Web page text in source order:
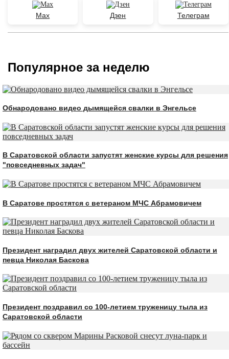
Max Дзен Телеграм
Популярное за неделю
Обнародовано видео дымящейся свалки в Энгельсе
В Саратовской области запустят женские курсы для решения
"повседневных задач"
В Саратове простятся с ветераном МЧС Абрамовичем
Президент наградил двух жителей Саратовской области и
певца Николая Баскова
Президент поздравил со 100-летием труженицу тыла из
Саратовской области